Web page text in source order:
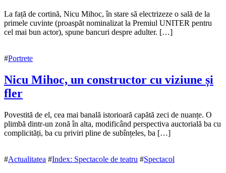
15
noiembrie
201810
La față de cortină, Nicu Mihoc, în stare să electrizeze o sală de la
primele cuvinte (proaspăt nominalizat la Premiul UNITER pentru
cel mai bun actor), spune bancuri despre adulter. […]
#Portrete
Nicu Mihoc, un constructor cu viziune și
fler
15
noiembrie
201810
Povestită de el, cea mai banală istorioară capătă zeci de nuanțe. O
plimbă dintr-un zonă în alta, modificând perspectiva auctorială ba cu
complicități, ba cu priviri pline de subînțeles, ba […]
#Actualitatea #Index: Spectacole de teatru #Spectacol